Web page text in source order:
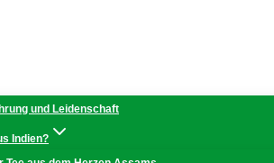
und Leidenschaft
Indien?